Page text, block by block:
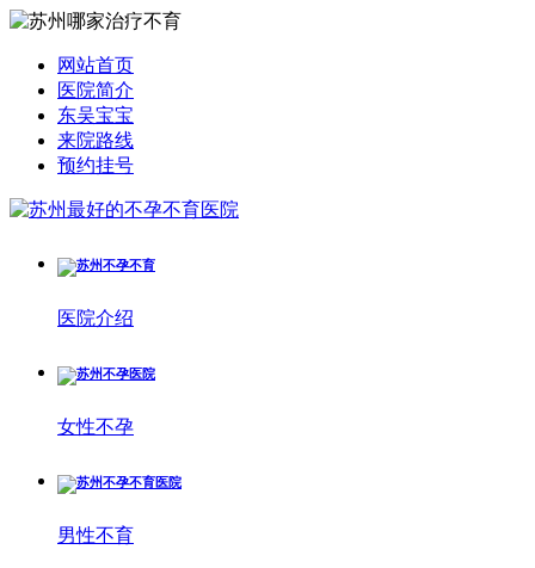
网站首页
医院简介
东吴宝宝
来院路线
预约挂号
医院介绍
女性不孕
男性不育